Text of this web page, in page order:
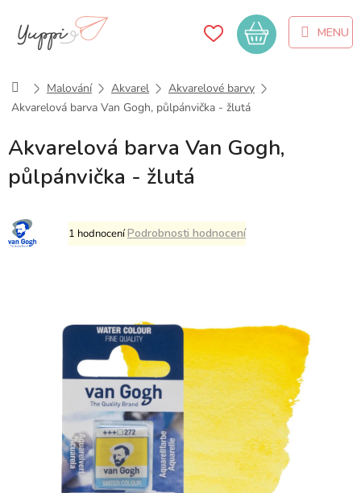
obsah
Nákupní
košík
DomůMalování Akvarel
Akvarelové barvy
Akvarelová barva Van Gogh, půlpánvička - žlutá
Akvarelová barva Van Gogh,
půlpánvička - žlutá
Průměrné
hodnocení
hvězdiček.
1 hodnoceníPodrobnosti hodnocení